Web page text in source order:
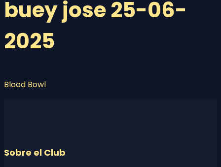
buey jose 25-06-
2025
Blood Bowl
Sobre el Club